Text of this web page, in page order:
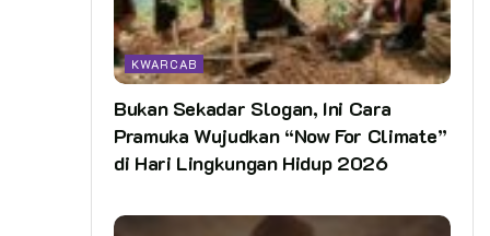
KWARCAB
Bukan Sekadar Slogan, Ini Cara
Pramuka Wujudkan “Now For Climate”
di Hari Lingkungan Hidup 2026